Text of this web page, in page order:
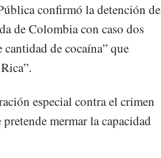
confirmó la detención de
de Colombia con caso dos
de cocaína” que
especial contra el crimen
mermar la capacidad